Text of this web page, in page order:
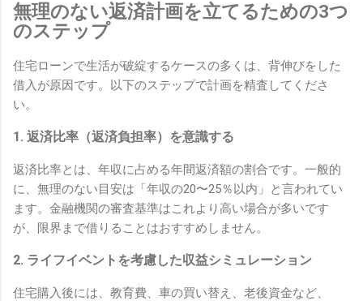
無理のない返済計画を立てるための3つ
のステップ
住宅ローンで生活が破綻するケースの多くは、背伸びをした
借入が原因です。以下のステップで計画を精査してくださ
い。
1. 返済比率（返済負担率）を意識する
返済比率とは、年収に占める年間返済額の割合です。一般的
に、無理のない目安は「年収の20〜25％以内」と言われてい
ます。金融機関の審査基準はこれより高い場合が多いです
が、限界まで借りることはおすすめしません。
2. ライフイベントを考慮した収益シミュレーション
住宅購入後には、教育費、車の買い替え、老後資金など、